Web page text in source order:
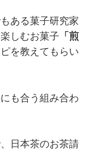
ある菓子研究家
しむお菓子 「煎
を教えてもらい
も合う組み合わ
日本茶のお茶請